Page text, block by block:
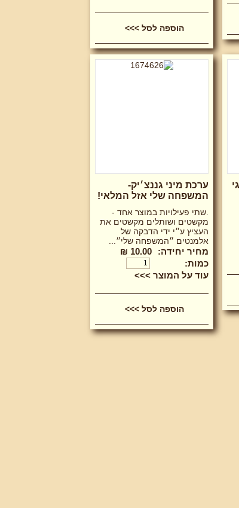
ערכת מיני גננצ׳יק-
המשפחה שלי אזל המלאי!
.שתי פעילויות במוצר אחד -
מקשטים ושותלים מקשטים את
העציץ ע״י ידי הדבקה של
אלמנטים ״המשפחה שלי״...
מחיר יחידה:
10.00 ₪
כמות:
עוד על המוצר >>>